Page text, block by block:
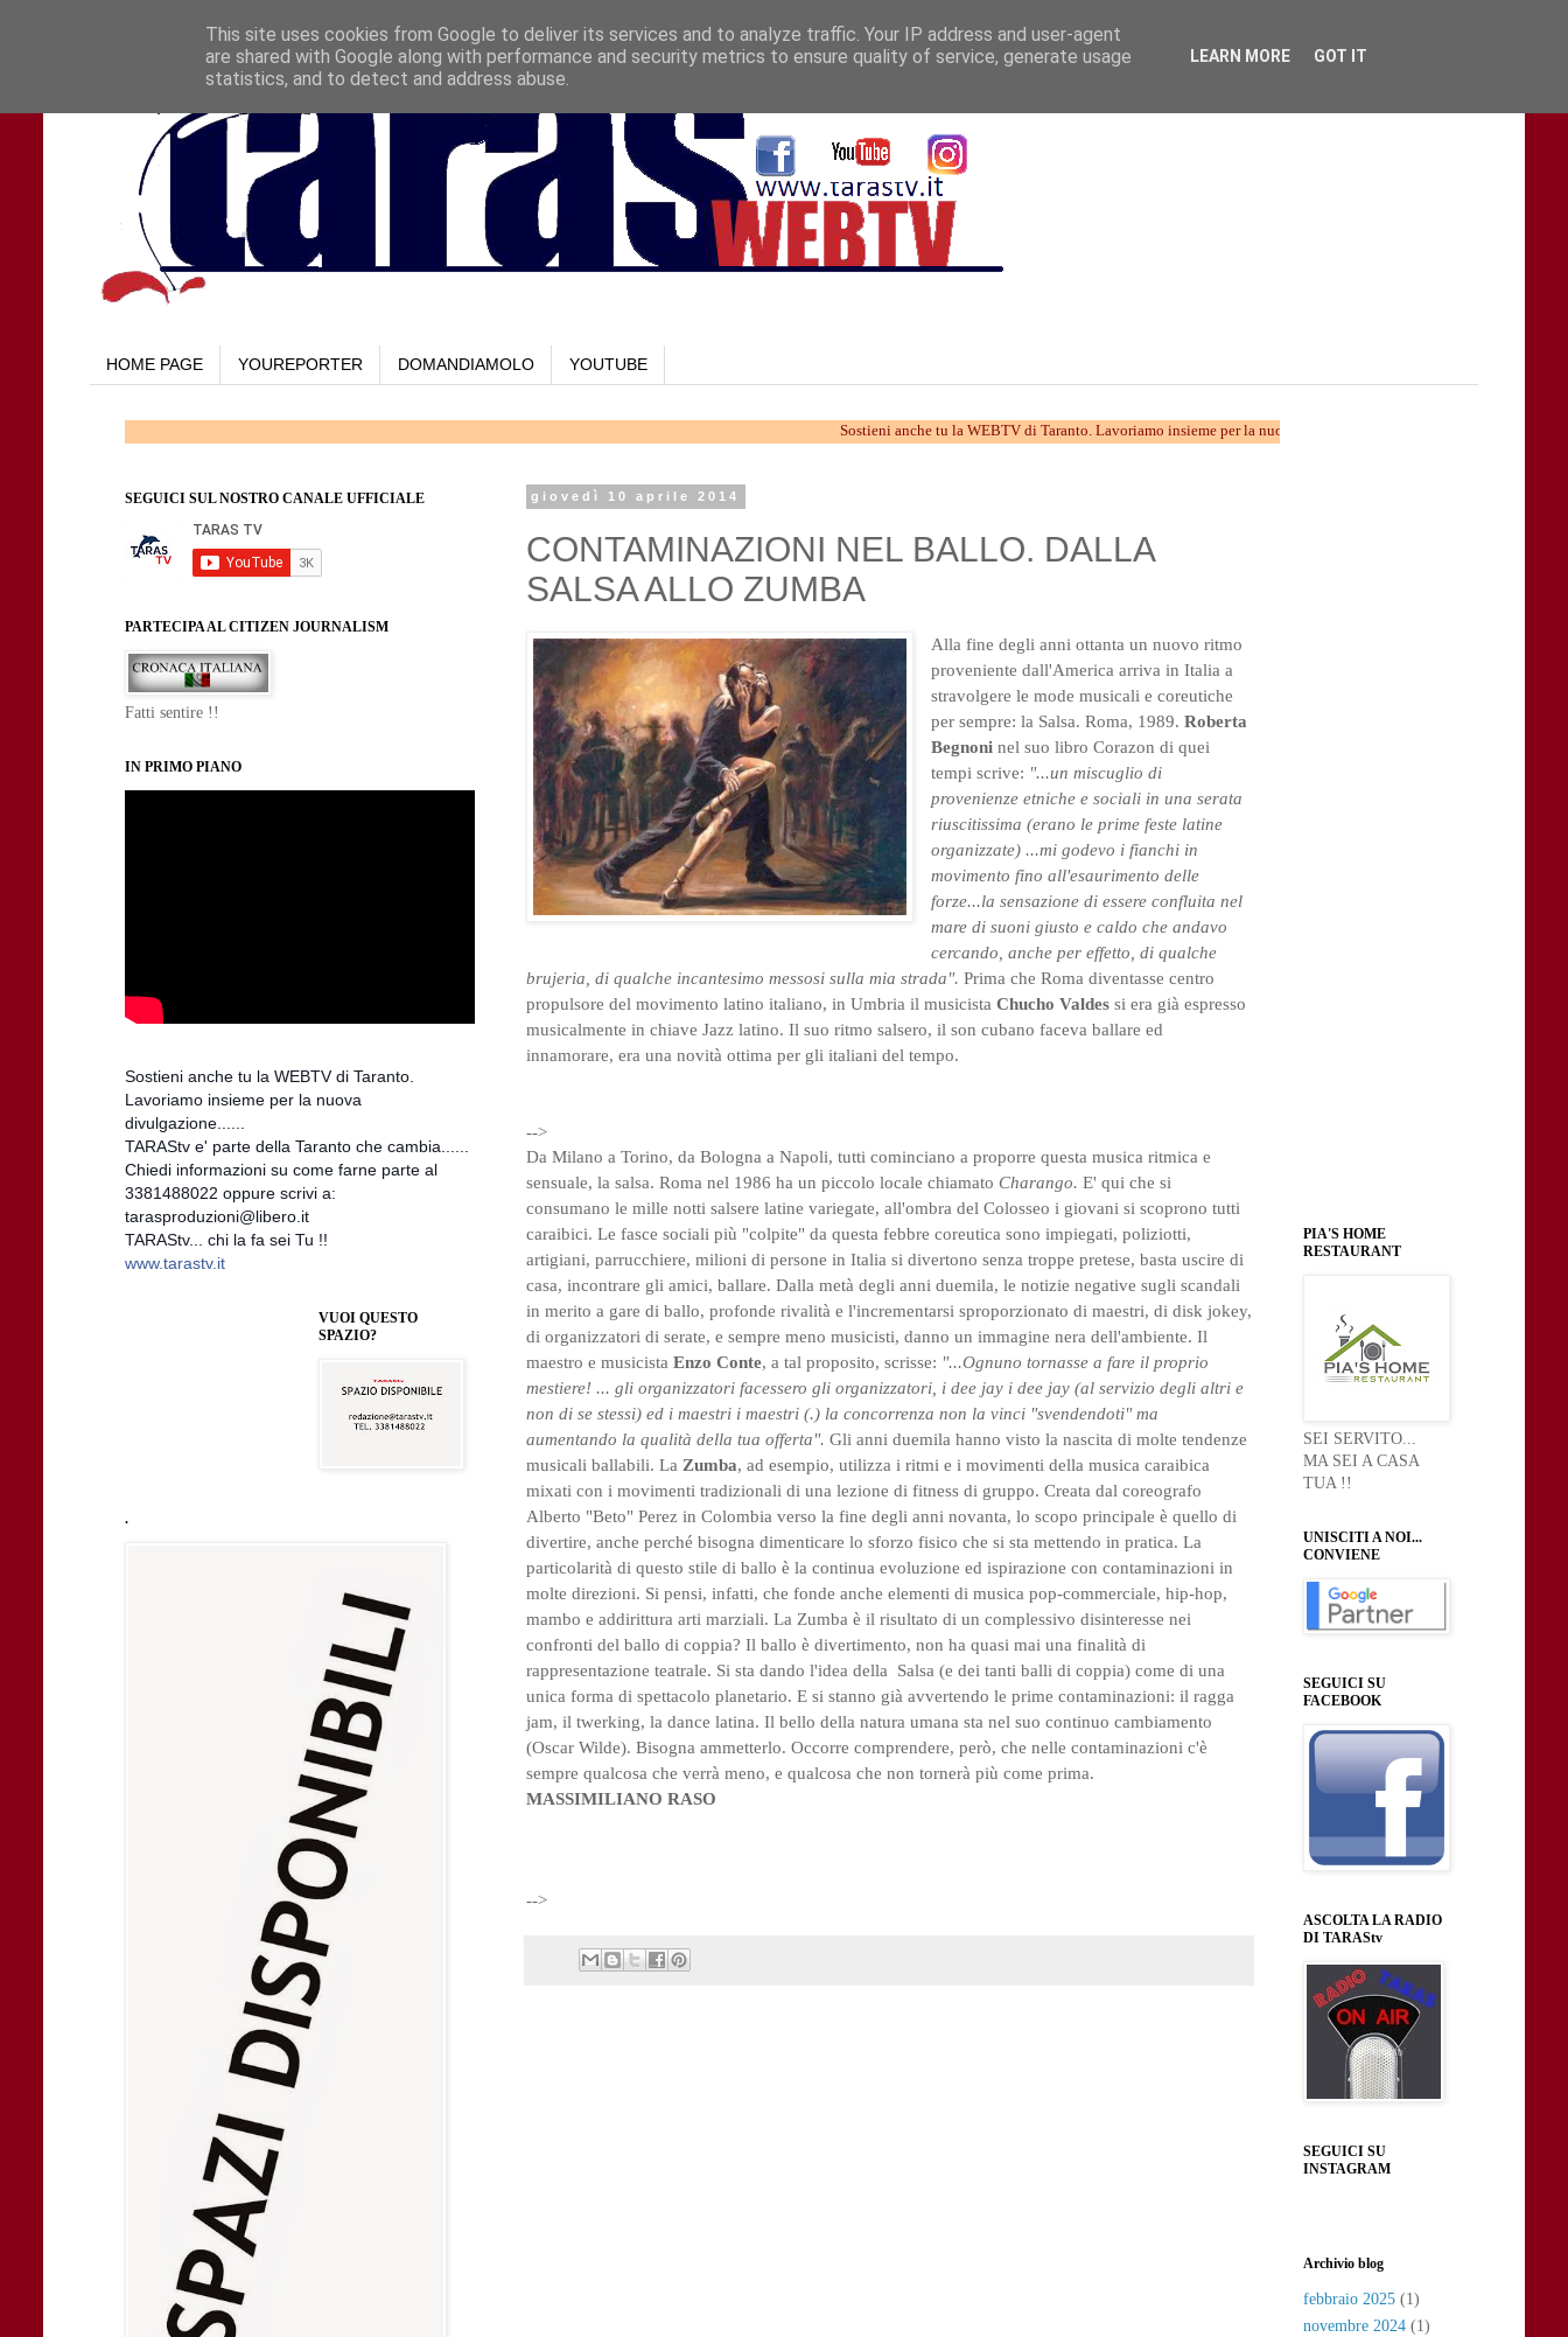
HOME PAGE YOUREPORTER DOMANDIAMOLO YOUTUBE
Sostieni anche tu la WEBTV di Taranto. Lavoriamo insieme per la nuova divulgazione...... TARAStv e' parte della
giovedì 10 aprile 2014
CONTAMINAZIONI NEL BALLO. DALLA
SALSA ALLO ZUMBA
Alla fine degli anni ottanta un nuovo ritmo
proveniente dall'America arriva in Italia a
stravolgere le mode musicali e coreutiche
per sempre: la Salsa. Roma, 1989.Roberta
Begnoni nel suo libro Corazon di quei
tempi scrive: "...un miscuglio di
provenienze etniche e sociali in una serata
riuscitissima (erano le prime feste latine
organizzate) ...mi godevo i fianchi in
movimento fino all'esaurimento delle
forze...la sensazione di essere confluita nel
mare di suoni giusto e caldo che andavo
cercando, anche per effetto, di qualche
brujeria, di qualche incantesimo messosi sulla mia strada". Prima che Roma diventasse centro
propulsore del movimento latino italiano, in Umbria il musicista Chucho Valdes si era già espresso
musicalmente in chiave Jazz latino. Il suo ritmo salsero, il son cubano faceva ballare ed
innamorare, era una novità ottima per gli italiani del tempo.
-->
Da Milano a Torino, da Bologna a Napoli, tutti cominciano a proporre questa musica ritmica e
sensuale, la salsa. Roma nel 1986 ha un piccolo locale chiamato Charango. E' qui che si
consumano le mille notti salsere latine variegate, all'ombra del Colosseo i giovani si scoprono tutti
caraibici. Le fasce sociali più "colpite" da questa febbre coreutica sono impiegati, poliziotti,
artigiani, parrucchiere, milioni di persone in Italia si divertono senza troppe pretese, basta uscire di
casa, incontrare gli amici, ballare. Dalla metà degli anni duemila, le notizie negative sugli scandali
in merito a gare di ballo, profonde rivalità e l'incrementarsi sproporzionato di maestri, di disk jokey,
di organizzatori di serate, e sempre meno musicisti, danno un immagine nera dell'ambiente. Il
maestro e musicista Enzo Conte, a tal proposito, scrisse: "...Ognuno tornasse a fare il proprio
mestiere! ... gli organizzatori facessero gli organizzatori, i dee jay i dee jay (al servizio degli altri e
non di se stessi) ed i maestri i maestri (.) la concorrenza non la vinci "svendendoti" ma
aumentando la qualità della tua offerta". Gli anni duemila hanno visto la nascita di molte tendenze
musicali ballabili. La Zumba, ad esempio, utilizza i ritmi e i movimenti della musica caraibica
mixati con i movimenti tradizionali di una lezione di fitness di gruppo. Creata dal coreografo
Alberto "Beto" Perez in Colombia verso la fine degli anni novanta, lo scopo principale è quello di
divertire, anche perché bisogna dimenticare lo sforzo fisico che si sta mettendo in pratica. La
particolarità di questo stile di ballo è la continua evoluzione ed ispirazione con contaminazioni in
molte direzioni. Si pensi, infatti, che fonde anche elementi di musica pop-commerciale, hip-hop,
mambo e addirittura arti marziali. La Zumba è il risultato di un complessivo disinteresse nei
confronti del ballo di coppia? Il ballo è divertimento, non ha quasi mai una finalità di
rappresentazione teatrale. Si sta dando l'idea della Salsa (e dei tanti balli di coppia) come di una
unica forma di spettacolo planetario. E si stanno già avvertendo le prime contaminazioni: il ragga
jam, il twerking, la dance latina. Il bello della natura umana sta nel suo continuo cambiamento
(Oscar Wilde). Bisogna ammetterlo. Occorre comprendere, però, che nelle contaminazioni c'è
sempre qualcosa che verrà meno, e qualcosa che non tornerà più come prima.
MASSIMILIANO RASO
-->
SEGUICI SUL NOSTRO CANALE UFFICIALE
PARTECIPA AL CITIZEN JOURNALISM
Fatti sentire !!
IN PRIMO PIANO
Sostieni anche tu la WEBTV di Taranto.
Lavoriamo insieme per la nuova
divulgazione......
TARAStv e' parte della Taranto che cambia......
Chiedi informazioni su come farne parte al
3381488022 oppure scrivi a:
tarasproduzioni@libero.it
TARAStv... chi la fa sei Tu !!
www.tarastv.it
VUOI QUESTO
SPAZIO?
.
PIA'S HOME
RESTAURANT
SEI SERVITO...
MA SEI A CASA
TUA !!
UNISCITI A NOI...
CONVIENE
SEGUICI SU
FACEBOOK
ASCOLTA LA RADIO
DI TARAStv
SEGUICI SU
INSTAGRAM
Archivio blog
febbraio 2025 (1)
novembre 2024 (1)
This site uses cookies from Google to deliver its services and to analyze traffic. Your IP address and user-agent
are shared with Google along with performance and security metrics to ensure quality of service, generate usage
statistics, and to detect and address abuse.
LEARN MORE GOT IT